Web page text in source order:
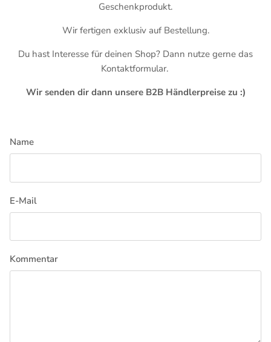
Geschenkprodukt.
Wir fertigen exklusiv auf Bestellung.
Du hast Interesse für deinen Shop? Dann nutze gerne das
Kontaktformular.
Wir senden dir dann unsere B2B Händlerpreise zu :)
Name
E-Mail
Kommentar